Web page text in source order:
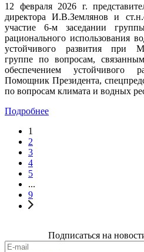
12 февраля 2026 г.
директора И.В.Землянов и
участие 6-м заседании
рационального использования
устойчивого развития при
группе по вопросам,
обеспечением устойчивого
Помощник Президента,
по вопросам климата и водных
Подробнее
1
2
3
4
5
...
9
Подписаться на